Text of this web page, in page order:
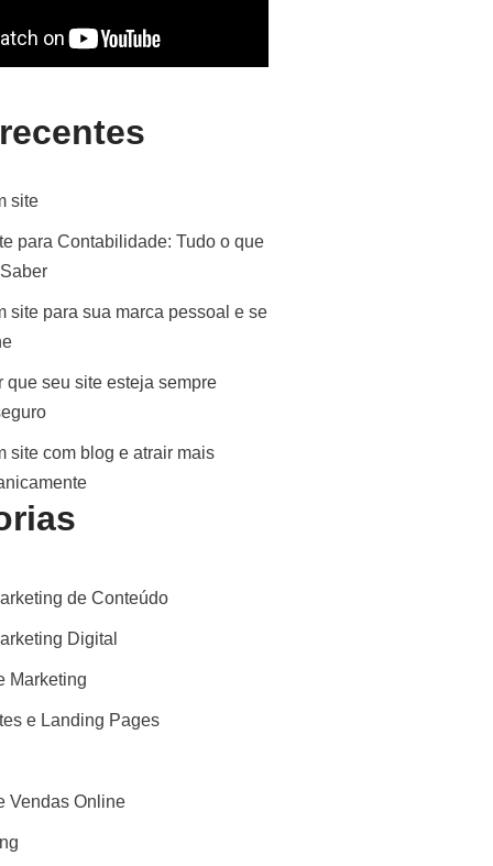
site
para Contabilidade: Tudo o que
site para sua marca pessoal e se
que seu site esteja sempre
site com blog e atrair mais
de Conteúdo
Digital
Marketing
e Landing Pages
Vendas Online